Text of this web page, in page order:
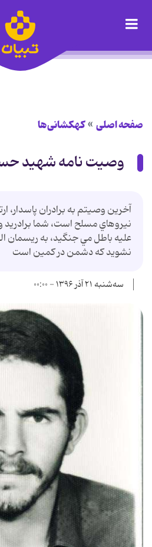
صفحه اصلی کهکشانی‌ها
وصيت نامه شهید
آخرين وصيتم به برادران
نيروهاي مسلح است، شما
عليه باطل مي جنگيد، به ريسمان
نشويد كه دشمن در كمين است
سه‌شنبه ۲۱ آذر ۱۳۹۶ - ۰۰:۰۰